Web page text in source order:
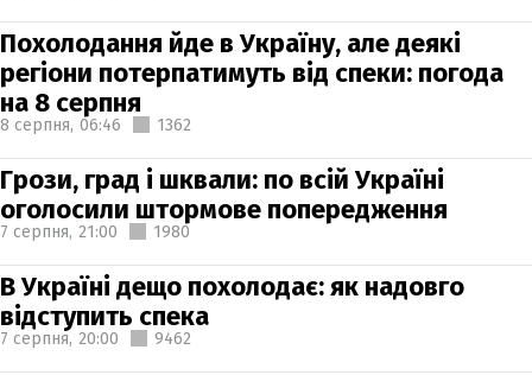
Похолодання йде в Україну, але деякі
регіони потерпатимуть від спеки: погода
на 8 серпня
8 серпня, 06:46 1362
Грози, град і шквали: по всій Україні
оголосили штормове попередження
7 серпня, 21:00 1980
В Україні дещо похолодає: як надовго
відступить спека
7 серпня, 20:00 9462